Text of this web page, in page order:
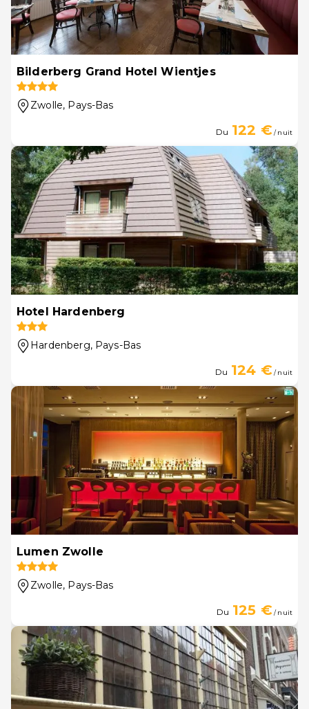
Bilderberg Grand Hotel Wientjes
Zwolle, Pays-Bas
Du 122 €/ nuit
Hotel Hardenberg
Hardenberg, Pays-Bas
Du 124 €/ nuit
Lumen Zwolle
Zwolle, Pays-Bas
Du 125 €/ nuit